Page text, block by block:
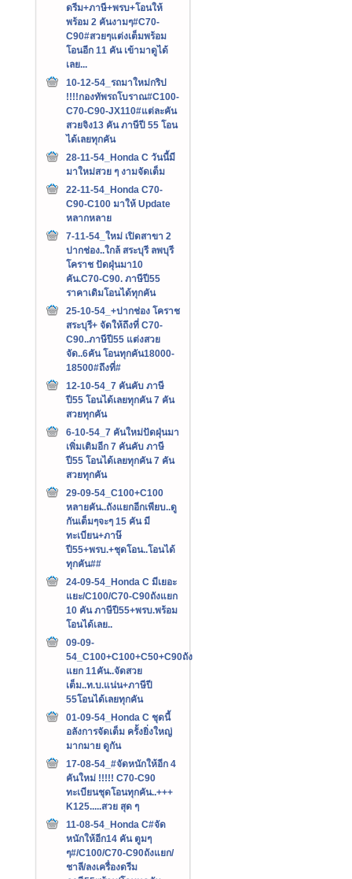
ดรีม+ภาษี+พรบ+โอนให้
พร้อม 2 คันงามๆ#C70-
C90#สวยๆแต่งเต็มพร้อม
โอนอีก 11 คัน เข้ามาดูได้
เลย...
10-12-54_รถมาใหม่กริป
!!!!กองทัพรถโบราณ#C100-
C70-C90-JX110#แต่ละคัน
สวยจิง13 คัน ภาษีปี 55 โอน
ได้เลยทุกคัน
28-11-54_Honda C วันนี้มี
มาใหม่สวย ๆ งามจัดเต็ม
22-11-54_Honda C70-
C90-C100 มาให้ Update
หลากหลาย
7-11-54_ใหม่ เปิดสาขา 2
ปากช่อง..ใกล้ สระบุรี ลพบุรี
โคราช ปัดฝุ่นมา10
คัน.C70-C90. ภาษีปี55
ราคาเดิมโอนได้ทุกคัน
25-10-54_+ปากช่อง โคราช
สระบุรี+ จัดให้ถึงที่ C70-
C90..ภาษีปี55 แต่งสวย
จัด..6คัน โอนทุกคัน18000-
18500#ถึงที่#
12-10-54_7 คันคับ ภาษี
ปี55 โอนได้เลยทุกคัน 7 คัน
สวยทุกคัน
6-10-54_7 คันใหม่ปัดฝุ่นมา
เพิ่มเติมอีก 7 คันคับ ภาษี
ปี55 โอนได้เลยทุกคัน 7 คัน
สวยทุกคัน
29-09-54_C100+C100
หลายคัน..ถังแยกอีกเพียบ..ดู
กันเต็มๆจะๆ 15 คัน มี
ทะเบียน+ภาษ๊
ปี55+พรบ.+ชุดโอน..โอนได้
ทุกคัน##
24-09-54_Honda C มีเยอะ
แยะ/C100/C70-C90ถังแยก
10 คัน ภาษีปี55+พรบ.พร้อม
โอนได้เลย..
09-09-
54_C100+C100+C50+C90ถัง
แยก 11คัน..จัดสวย
เต็ม..ท.บ.แน่น+ภาษีปี
55โอนได้เลยทุกคัน
01-09-54_Honda C ชุดนี้
อลังการจัดเต็ม ครั้งยิ่งใหญ่
มากมาย ดูกัน
17-08-54_#จัดหนักให้อีก 4
คันใหม่ !!!!! C70-C90
ทะเบียนชุดโอนทุกคัน..+++‏
K125.....สวย สุด ๆ
11-08-54_Honda C#จัด
หนักให้อีก14 คัน ตูมๆ
ๆ#/C100/C70-C90ถังแยก/
ชาลี/ลงเครื่องดรีม